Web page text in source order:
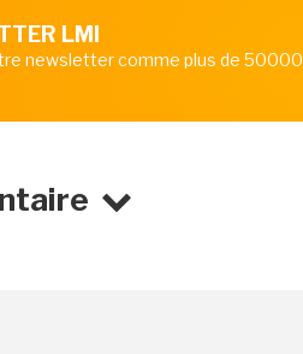
LMI
newsletter comme plus de 50000